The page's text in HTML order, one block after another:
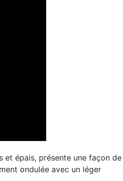
et épais, présente une façon de
ondulée avec un léger